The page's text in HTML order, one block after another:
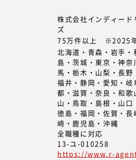
読者は
スキリン
者」です
つまり、
携わる編
要があり
容、集
者のため
株式会社インディー
ズ
75万件以上 ※2025
北海道・青森・岩手
島・茨城・東京・神
馬・栃木・山梨・長野
福井・静岡・愛知・岐
都・滋賀・奈良・和歌
山・鳥取・島根・山口
徳島・福岡・佐賀・長
崎・鹿児島・沖縄
全職種に対応
13-ユ-010258
https://www.r-